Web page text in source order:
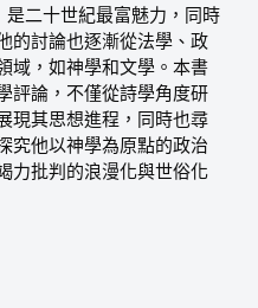
是二十世紀最富魅力，同時
的討論也逐漸從法學、政
域，如神學和文學。本書
評論，不僅從詩學角度研
現其思想進程，同時也尋
究他以神學為原點的政治
力批判的浪漫化與世俗化